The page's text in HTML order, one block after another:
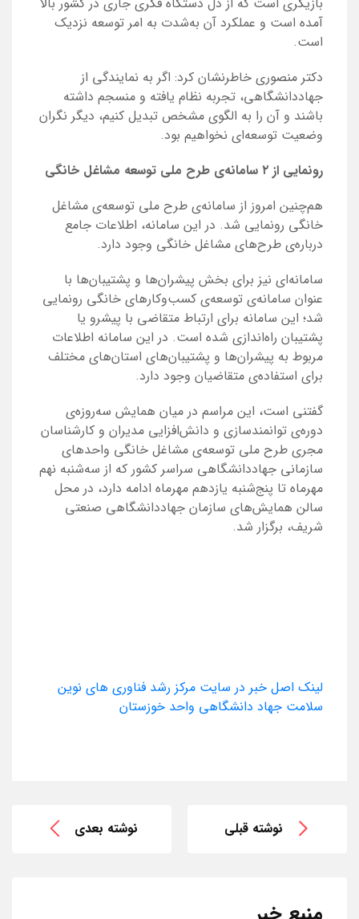
آمده است و عملکرد آن به‌شدت به امر توسعه نزدیک
است.
دکتر منصوری خاطرنشان کرد: اگر به نمایندگی از
جهاددانشگاهی، تجربه نظام ‌یافته و منسجم داشته
باشند و آن را به الگوی مشخص تبدیل کنیم، دیگر نگران
وضعیت توسعه‌ای نخواهیم بود.
رونمایی از ۲ سامانه‌ی طرح ملی توسعه مشاغل خانگی
هم‌چنین امروز از سامانه‌ی طرح ملی توسعه‌ی مشاغل
خانگی رونمایی شد. در این سامانه، اطلاعات جامع
درباره‌ی طرح‌های مشاغل خانگی وجود دارد.
سامانه‌ای نیز برای بخش پیشران‌ها و پشتیبان‌ها با
عنوان سامانه‌ی توسعه‌ی کسب‌وکارهای خانگی رونمایی
شد؛ این سامانه برای ارتباط متقاضی با پیشرو یا
پشتیبان راه‌اندازی شده است. در این سامانه اطلاعات
مربوط به پیشران‌ها و پشتیبان‌های استان‌های مختلف
برای استفاده‌ی متقاضیان وجود دارد.
گفتنی است، این مراسم در میان همایش سه‌روزه‌ی
دوره‌ی توانمندسازی و دانش‌افزایی مدیران و کارشناسان
مجری طرح ملی توسعه‌ی مشاغل خانگی واحدهای
سازمانی جهاددانشگاهی سراسر کشور که از سه‌شنبه نهم
مهرماه تا پنج‌شنبه یازدهم مهرماه ادامه دارد، در محل
سالن همایش‌های سازمان جهاددانشگاهی صنعتی
شریف، برگزار شد.
لینک اصل خبر در سایت مرکز رشد فناوری های نوین
سلامت جهاد دانشگاهی واحد خوزستان
نوشته قبلی نوشته بعدی